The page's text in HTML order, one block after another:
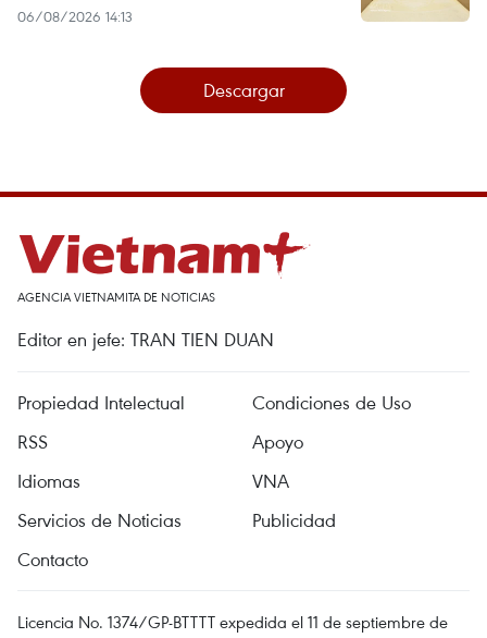
06/08/2026 14:13
Descargar
AGENCIA VIETNAMITA DE NOTICIAS
Editor en jefe: TRAN TIEN DUAN
Propiedad Intelectual
Condiciones de Uso
RSS
Apoyo
Idiomas
VNA
Servicios de Noticias
Publicidad
Contacto
Licencia No. 1374/GP-BTTTT expedida el 11 de septiembre de